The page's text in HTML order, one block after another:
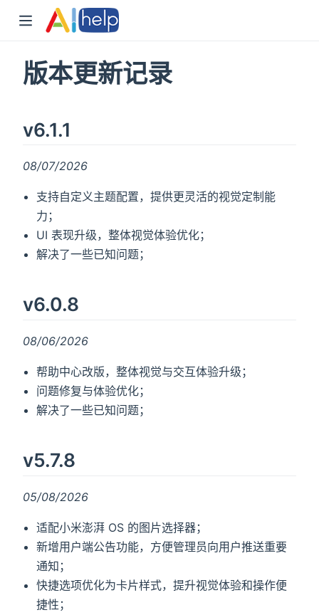
版本更新记录
v6.1.1
08/07/2026
支持自定义主题配置，提供更灵活的视觉定制能
力；
UI 表现升级，整体视觉体验优化；
解决了一些已知问题；
v6.0.8
08/06/2026
帮助中心改版，整体视觉与交互体验升级；
问题修复与体验优化；
解决了一些已知问题；
v5.7.8
05/08/2026
适配小米澎湃 OS 的图片选择器；
新增用户端公告功能，方便管理员向用户推送重要
通知；
快捷选项优化为卡片样式，提升视觉体验和操作便
捷性；